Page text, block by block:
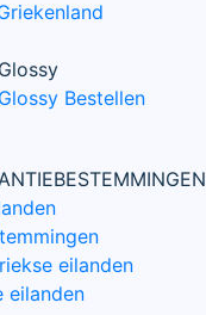
Bestellen
eilanden
eilanden